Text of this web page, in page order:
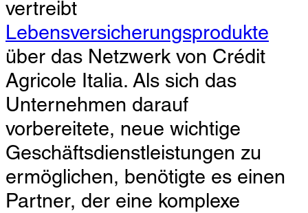
vertreibt
Lebensversicherungsprodukte
über das Netzwerk von Crédit
Agricole Italia. Als sich das
Unternehmen darauf
vorbereitete, neue wichtige
Geschäftsdienstleistungen zu
ermöglichen, benötigte es einen
Partner, der eine komplexe